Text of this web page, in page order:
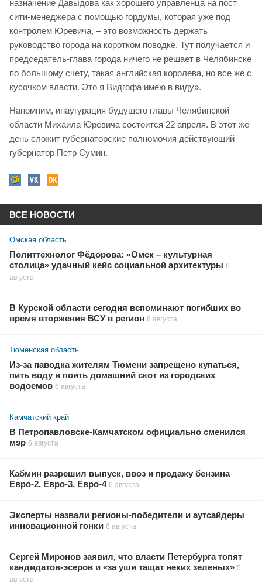
назначение Давыдова как хорошего управленца на пост
сити-менеджера с помощью гордумы, которая уже под
контролем Юревича, – это возможность держать
руководство города на коротком поводке. Тут получается и
председатель-глава города ничего не решает в Челябинске
по большому счету, такая английская королева, но все же с
кусочком власти. Это я Видгофа имею в виду».
Напомним, инаугурация будущего главы Челябинской
области Михаила Юревича состоится 22 апреля. В этот же
день сложит губернаторские полномочия действующий
губернатор Петр Сумин.
ВСЕ НОВОСТИ
Омская область
Политтехнолог Фёдорова: «Омск – культурная
столица» удачный кейс социальной архитектуры 6
августа
В Курской области сегодня вспоминают погибших во
время вторжения ВСУ в регион 6 августа
Тюменская область
Из-за паводка жителям Тюмени запрещено купаться,
пить воду и поить домашний скот из городских
водоемов 6 августа
Камчатский край
В Петропавловске-Камчатском официально сменился
мэр 6 августа
Кабмин разрешил выпуск, ввоз и продажу бензина
Евро-2, Евро-3, Евро-4 6 августа
Эксперты назвали регионы-победители и аутсайдеры
инновационной гонки 6 августа
Сергей Миронов заявил, что власти Петербурга топят
кандидатов-эсеров и «за уши тащат неких зеленых» 5
августа